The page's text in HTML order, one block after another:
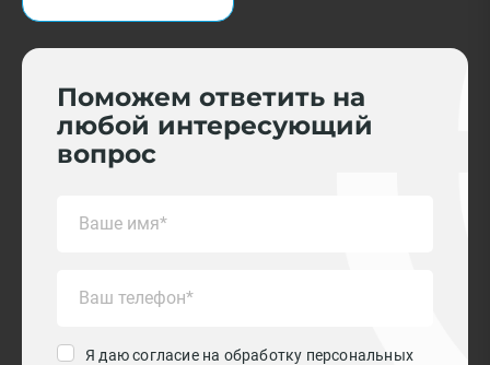
Поможем ответить на
любой интересующий
вопрос
Я даю согласие на обработку персональных